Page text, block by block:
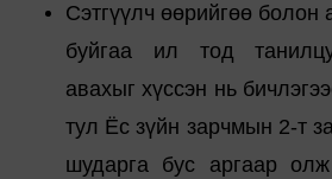
Сэтгүүлч өөрийгөө болон
буйгаа ил тод
авахыг хүссэн нь
тул Ёс зүйн зарчмын 2-т
шударга бус аргаар олж